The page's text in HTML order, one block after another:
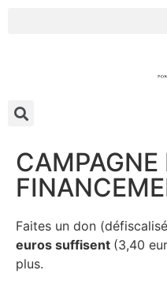
CAMPAGNE
Faites un don
euros suffisent (3,40
plus.